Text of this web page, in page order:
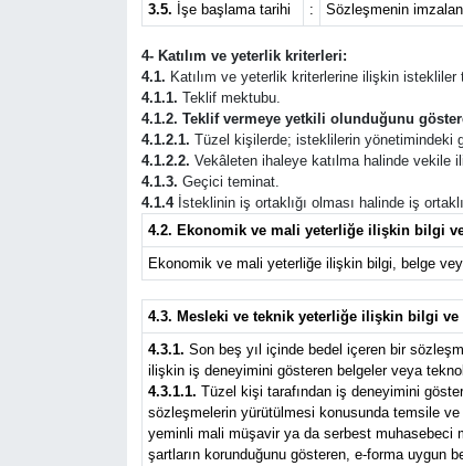
3.5. İşe başlama tarihi : Sözleşmenin
4- Katılım ve yeterlik kriterleri:
4.1. Katılım ve yeterlik kriterlerine ilişkin
4.1.1. Teklif mektubu.
4.1.2. Teklif vermeye yetkili olunduğunu
4.1.2.1. Tüzel kişilerde; isteklilerin yönetimindeki
4.1.2.2. Vekâleten ihaleye katılma halinde vekile
4.1.3. Geçici teminat.
4.1.4İsteklinin iş ortaklığı olması halinde iş
4.2. Ekonomik ve mali yeterliğe ilişkin bilgi
Ekonomik ve mali yeterliğe ilişkin bilgi, belge
4.3. Mesleki ve teknik yeterliğe ilişkin bilgi ve
4.3.1. Son beş yıl içinde bedel içeren bir
ilişkin iş deneyimini gösteren belgeler veya
4.3.1.1. Tüzel kişi tarafından iş deneyimini
sözleşmelerin yürütülmesi konusunda temsile
yeminli mali müşavir ya da serbest muhasebeci
şartların korunduğunu gösteren, e-forma uygun